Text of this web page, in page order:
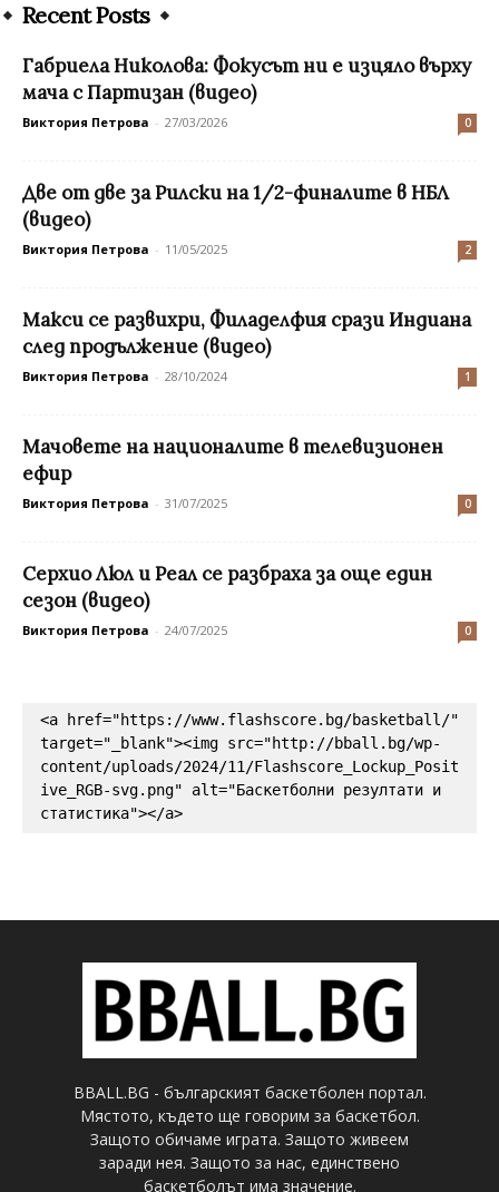
Recent Posts
Габриела Николова: Фокусът ни е изцяло върху
мача с Партизан (видео)
Виктория Петрова - 27/03/2026 0
Две от две за Рилски на 1/2-финалите в НБЛ
(видео)
Виктория Петрова - 11/05/2025 2
Макси се развихри, Филаделфия срази Индиана
след продължение (видео)
Виктория Петрова - 28/10/2024 1
Мачовете на националите в телевизионен
ефир
Виктория Петрова - 31/07/2025 0
Серхио Люл и Реал се разбраха за още един
сезон (видео)
Виктория Петрова - 24/07/2025 0
<a href="https://www.flashscore.bg/basketball/"
target="_blank"><img src="http://bball.bg/wp-
content/uploads/2024/11/Flashscore_Lockup_Posit
ive_RGB-svg.png" alt="Баскетболни резултати и
статистика"></a>
BBALL.BG - българският баскетболен портал.
Мястото, където ще говорим за баскетбол.
Защото обичаме играта. Защото живеем
заради нея. Защото за нас, единствено
баскетболът има значение.